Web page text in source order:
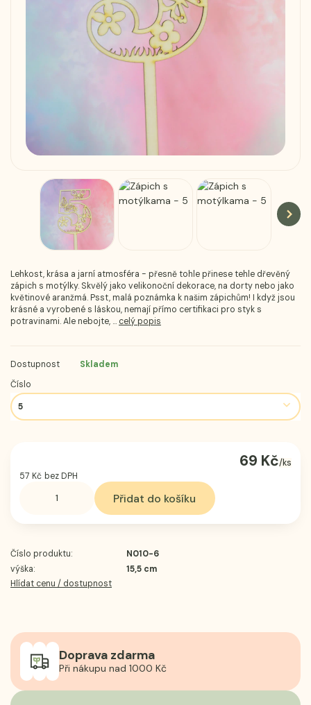
Lehkost, krása a jarní atmosféra - přesně tohle přinese tehle dřevěný
zápich s motýlky. Skvělý jako velikonoční dekorace, na dorty nebo jako
květinové aranžmá. Psst, malá poznámka k našim zápichům! I když jsou
krásné a vyrobené s láskou, nemají přímo certifikaci pro styk s
potravinami. Ale nebojte, ... celý popis
Dostupnost
Skladem
Číslo
69 Kč/ks
57 Kč bez DPH
Přidat do košíku
Číslo produktu:
N010-6
výška:
15,5 cm
Hlídat cenu / dostupnost
Doprava zdarma
Při nákupu nad 1000 Kč